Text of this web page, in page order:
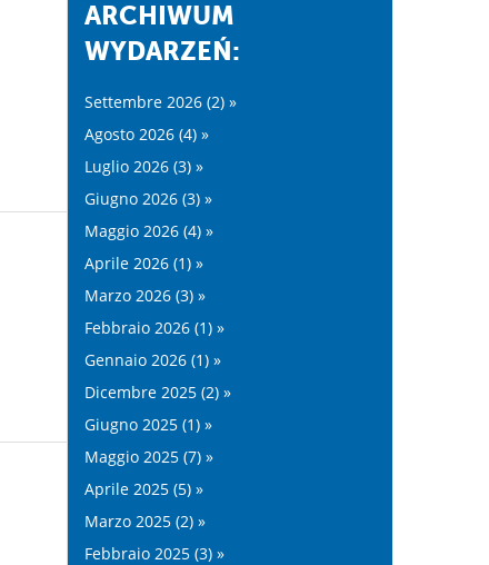
ARCHIWUM
WYDARZEŃ:
Settembre 2026 (2) »
Agosto 2026 (4) »
Luglio 2026 (3) »
Giugno 2026 (3) »
Maggio 2026 (4) »
Aprile 2026 (1) »
Marzo 2026 (3) »
Febbraio 2026 (1) »
Gennaio 2026 (1) »
Dicembre 2025 (2) »
Giugno 2025 (1) »
Maggio 2025 (7) »
Aprile 2025 (5) »
Marzo 2025 (2) »
Febbraio 2025 (3) »